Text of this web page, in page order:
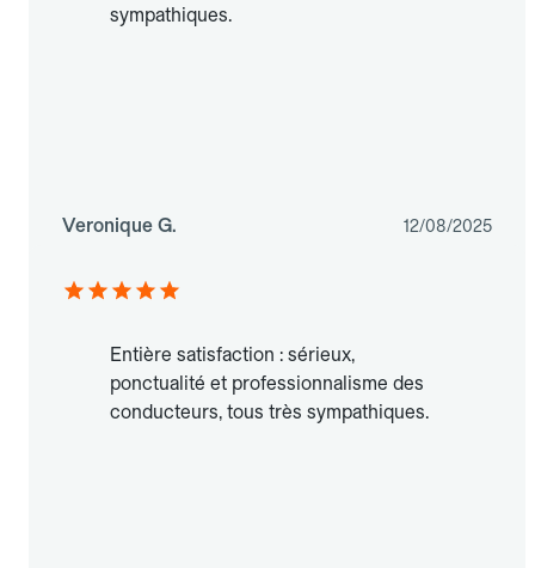
sympathiques.
Veronique G. 12/08/2025
Entière satisfaction : sérieux,
ponctualité et professionnalisme des
conducteurs, tous très sympathiques.